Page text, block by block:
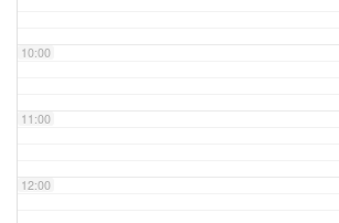
10:00
11:00
12:00